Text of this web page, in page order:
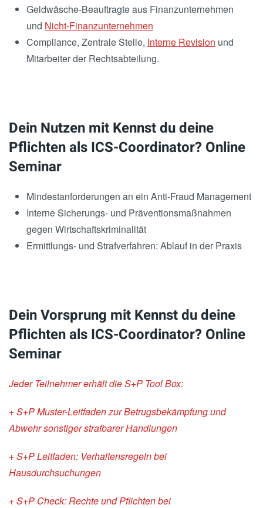
Geldwäsche-Beauftragte aus Finanzunternehmen
und Nicht-Finanzunternehmen
Compliance, Zentrale Stelle, Interne Revision und
Mitarbeiter der Rechtsabteilung.
Dein Nutzen mit Kennst du deine
Pflichten als ICS-Coordinator? Online
Seminar
Mindestanforderungen an ein Anti-Fraud Management
Interne Sicherungs- und Präventionsmaßnahmen
gegen Wirtschaftskriminalität
Ermittlungs- und Strafverfahren: Ablauf in der Praxis
Dein Vorsprung mit Kennst du deine
Pflichten als ICS-Coordinator? Online
Seminar
Jeder Teilnehmer erhält die S+P Tool Box:
+ S+P Muster-Leitfaden zur Betrugsbekämpfung und
Abwehr sonstiger strafbarer Handlungen
+ S+P Leitfaden: Verhaltensregeln bei
Hausdurchsuchungen
+ S+P Check: Rechte und Pflichten bei